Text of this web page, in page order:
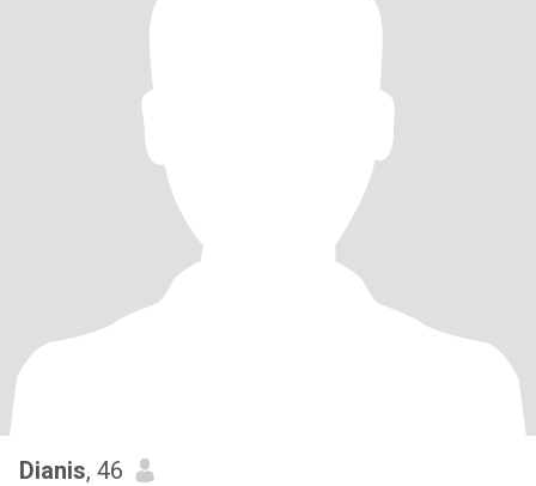
Dianis, 46